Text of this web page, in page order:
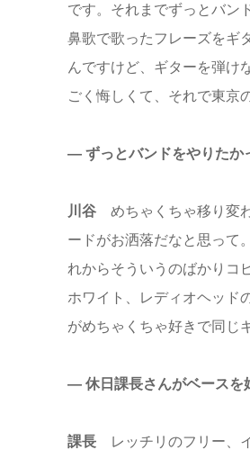
です。それまでずっとバン
鼻歌で歌ったフレーズをギ
んですけど、ギターを弾け
ごく悔しくて、それで東京
― ずっとバンドをやりたか
川谷 めちゃくちゃ移り変
ードがお洒落だなと思って
れからそういうのばかりコ
ホワイト、レディオヘッド
がめちゃくちゃ好きで同じ
― 休日課長さんがベースを
課長 レッチリのフリー、